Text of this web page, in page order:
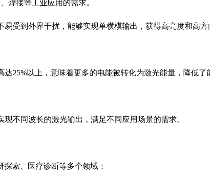
焊接等工业应用的需求。
易受到外界干扰，能够实现单横模输出，获得高亮度和高方
达25%以上，意味着更多的电能被转化为激光能量，降低了
不同波长的激光输出，满足不同应用场景的需求。
索、医疗诊断等多个领域：